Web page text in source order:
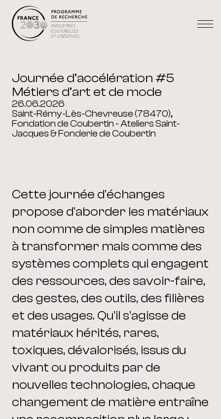
Journée d’accélération #5
Métiers d’art et de mode
26.06.2026
Saint-Rémy-Lès-Chevreuse (78470),
Fondation de Coubertin - Ateliers Saint-
Jacques & Fonderie de Coubertin
Cette journée d’échanges
propose d’aborder les matériaux
non comme de simples matières
à transformer mais comme des
systèmes complets qui engagent
des ressources, des savoir-faire,
des gestes, des outils, des filières
et des usages. Qu’il s’agisse de
matériaux hérités, rares,
toxiques, dévalorisés, issus du
vivant ou produits par de
nouvelles technologies, chaque
changement de matière entraîne